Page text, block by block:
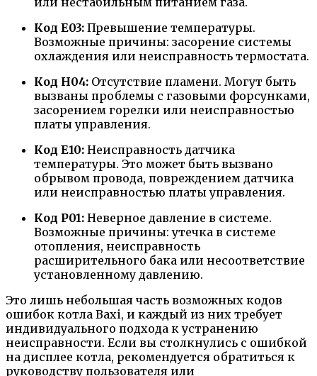
Код E03: Превышение температуры.
Возможные причины: засорение системы
охлаждения или неисправность термостата.
Код H04: Отсутствие пламени. Могут быть
вызваны проблемы с газовыми форсунками,
засорением горелки или неисправностью
платы управления.
Код E10: Неисправность датчика
температуры. Это может быть вызвано
обрывом провода, повреждением датчика
или неисправностью платы управления.
Код P01: Неверное давление в системе.
Возможные причины: утечка в системе
отопления, неисправность
расширительного бака или несоответствие
установленному давлению.
Это лишь небольшая часть возможных кодов
ошибок котла Baxi, и каждый из них требует
индивидуального подхода к устранению
неисправности. Если вы столкнулись с ошибкой
на дисплее котла, рекомендуется обратиться к
руководству пользователя или